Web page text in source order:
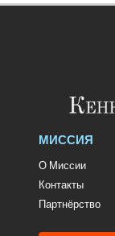
МИССИЯ
О Миссии
Контакты
Партнёрство